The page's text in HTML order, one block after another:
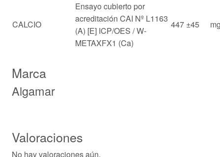
CALCIO
Ensayo cubierto por
acreditación CAI Nº L1163
(A) [E] ICP/OES / W-
METAXFX1 (Ca)
447 ±45
Marca
Algamar
Valoraciones
No hay valoraciones aún.